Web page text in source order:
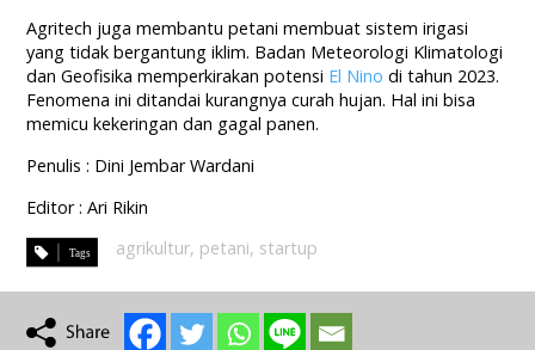
Agritech juga membantu petani membuat sistem irigasi
yang tidak bergantung iklim. Badan Meteorologi Klimatologi
dan Geofisika memperkirakan potensi El Nino di tahun 2023.
Fenomena ini ditandai kurangnya curah hujan. Hal ini bisa
memicu kekeringan dan gagal panen.
Penulis : Dini Jembar Wardani
Editor : Ari Rikin
agrikultur, petani, startup